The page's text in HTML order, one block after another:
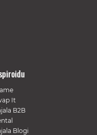
It
B2B
Blogi